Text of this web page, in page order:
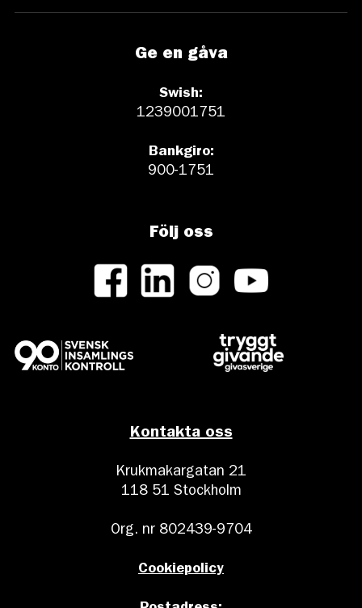
Kontakta oss
Krukmakargatan 21
118 51 Stockholm
Org. nr 802439-9704
Cookiepolicy
Ge en gåva
Swish:
1239001751
Bankgiro:
900-1751
Följ oss